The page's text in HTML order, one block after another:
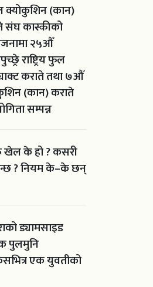
क्योकुशिन (कान)
संघ कास्कीको
२५औँ
राष्ट्रिय फुल
कराते तथा ७औँ
(कान) कराते
सम्पन्न
के हो ? कसरी
? नियम के–के छन्
ड्यामसाइड
पुलमुनि
एक युवतीको